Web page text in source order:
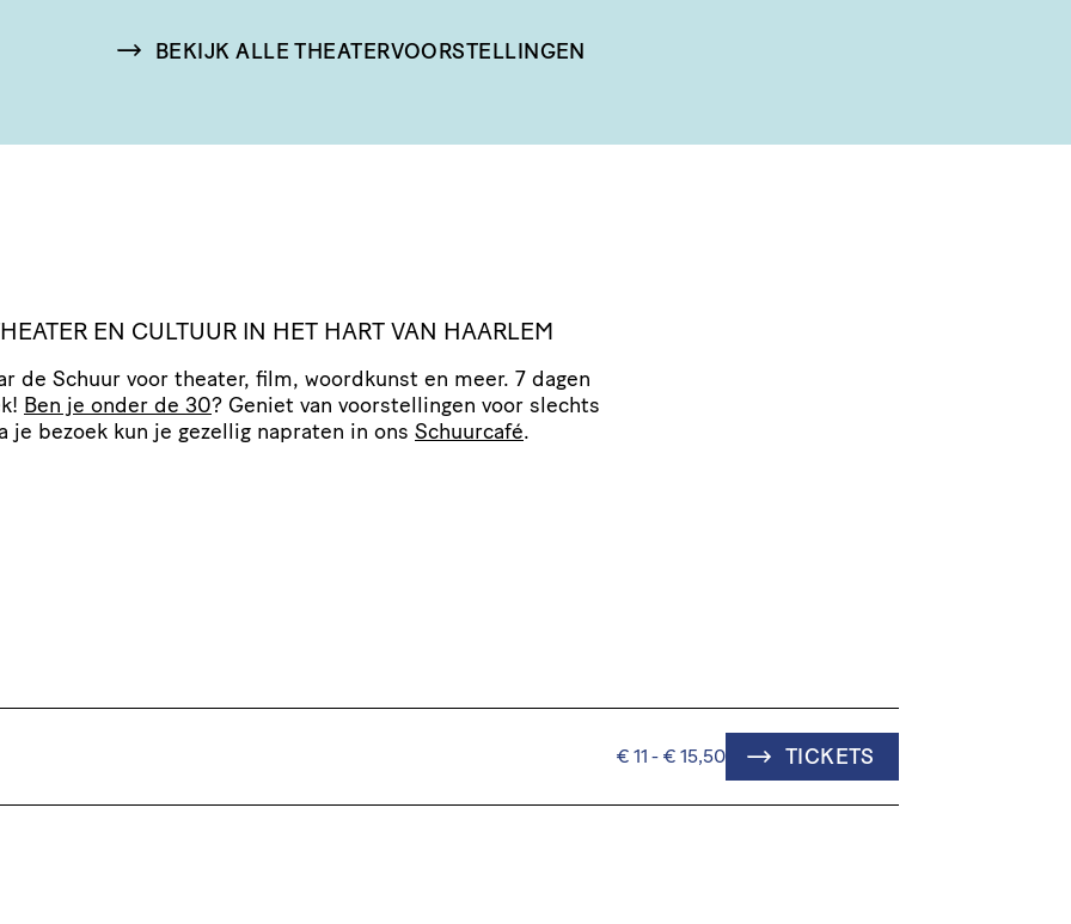
BEKIJK ALLE THEATERVOORSTELLINGEN
EN CULTUUR IN HET HART VAN HAARLEM
de Schuur voor theater, film, woordkunst en meer. 7 dagen
Ben je onder de 30? Geniet van voor­stel­lingen voor slechts
je bezoek kun je gezellig napraten in ons Schuurcafé.
€ 11 - € 15,50 TICKETS